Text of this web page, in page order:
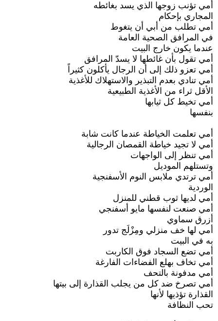
أمي تؤنب زوجها الذي يسد بغائطه
المجاري بإحكام
أمي تطلب من أبي أن يتغوط
في المرافق الصحية العامة
عندما يكون خارج البيت
أمي تقول بأن غائطها لا يسدّ المرافق
أمي تعزو ذلك إلى أن الرجال يأكلون كثيراً
أمي تنادي بعدم التبذير والاستهلاك للأغذية
الأقل ثراء من الأغذية الطبيعية
أمي تخيط كل ثيابها
بنفسها
أمي تعلمت الخياطة عندما كانت شابة
أمي لا تجيد خياطة القمصان الرجالية
أمي تنظر إلى الواجهات
وتستلهم الموديل
أمي ترتدي ملابس النوم الأسفنجية
الوردية
أمي لديها ثوب قطني للمنزل
أمي صنعت لنفسها مايو أسفنجي
أزرق سماوي
أمي لها خف منزلي ومِزْلَج تدور
به في البيت
أمي تضع السجاد فوق الكاربت
أمي تخاف بهلع الفضاءات الفارغة
أمي مدفونة بالتحف
أمي تصرخ ضد كل من يجلب القذارة إلى بيتها
القذارة تؤذيها لأنها
تحب النظافة